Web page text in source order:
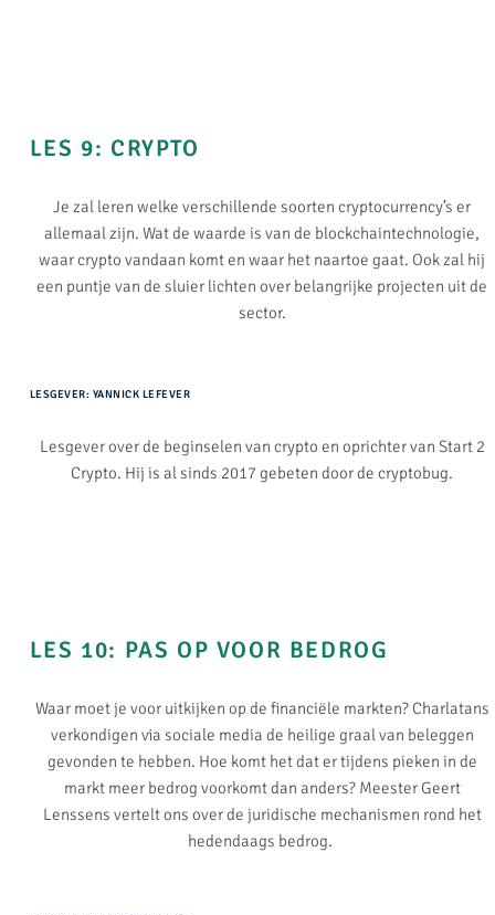
LES 9: CRYPTO​
Je zal leren welke verschillende soorten cryptocurrency’s er
allemaal zijn. Wat de waarde is van de blockchaintechnologie,
waar crypto vandaan komt en waar het naartoe gaat. Ook zal hij
een puntje van de sluier lichten over belangrijke projecten uit de
sector.
LESGEVER: YANNICK LEFEVER
Lesgever over de beginselen van crypto en oprichter van Start 2
Crypto. Hij is al sinds 2017 gebeten door de cryptobug.
LES 10: PAS OP VOOR BEDROG​
Waar moet je voor uitkijken op de financiële markten? Charlatans
verkondigen via sociale media de heilige graal van beleggen
gevonden te hebben. Hoe komt het dat er tijdens pieken in de
markt meer bedrog voorkomt dan anders? Meester Geert
Lenssens vertelt ons over de juridische mechanismen rond het
hedendaags bedrog.